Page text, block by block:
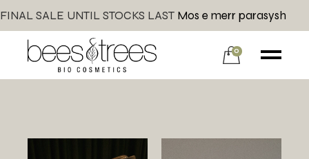
FINAL SALE UNTIL STOCKS LAST Mos e merr parasysh
0